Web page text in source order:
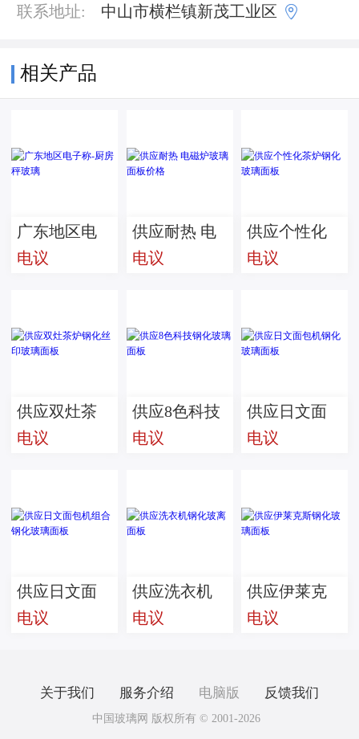
联系地址: 中山市横栏镇新茂工业区 
相关产品
广东地区电
子称-厨房秤
电议
供应耐热 电
磁炉玻璃面
电议
供应个性化
茶炉钢化玻
电议
供应双灶茶
炉钢化丝印
电议
供应8色科技
钢化玻璃面
电议
供应日文面
包机钢化玻
电议
供应日文面
包机组合钢
电议
供应洗衣机
钢化玻离面
电议
供应伊莱克
斯钢化玻璃
电议
关于我们 服务介绍 电脑版 反馈我们
中国玻璃网 版权所有 © 2001-2026